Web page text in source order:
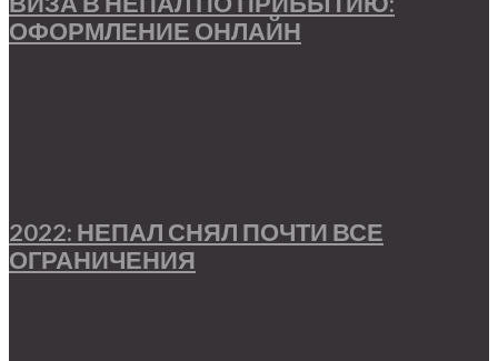
ОФОРМЛЕНИЕ ОНЛАЙН
2022: НЕПАЛ СНЯЛ ПОЧТИ ВСЕ
ОГРАНИЧЕНИЯ